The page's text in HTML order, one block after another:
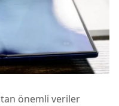
önemli veriler